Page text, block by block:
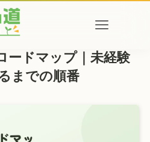
ードマップ｜未経験
までの順番